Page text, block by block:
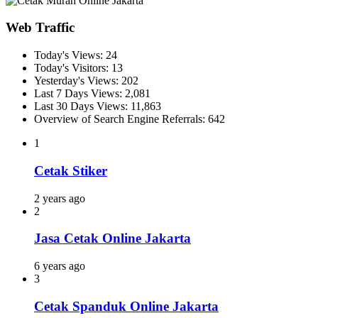
Web Traffic
Today's Views: 24
Today's Visitors: 13
Yesterday's Views: 202
Last 7 Days Views: 2,081
Last 30 Days Views: 11,863
Overview of Search Engine Referrals: 642
1
Cetak Stiker
2 years ago
2
Jasa Cetak Online Jakarta
6 years ago
3
Cetak Spanduk Online Jakarta